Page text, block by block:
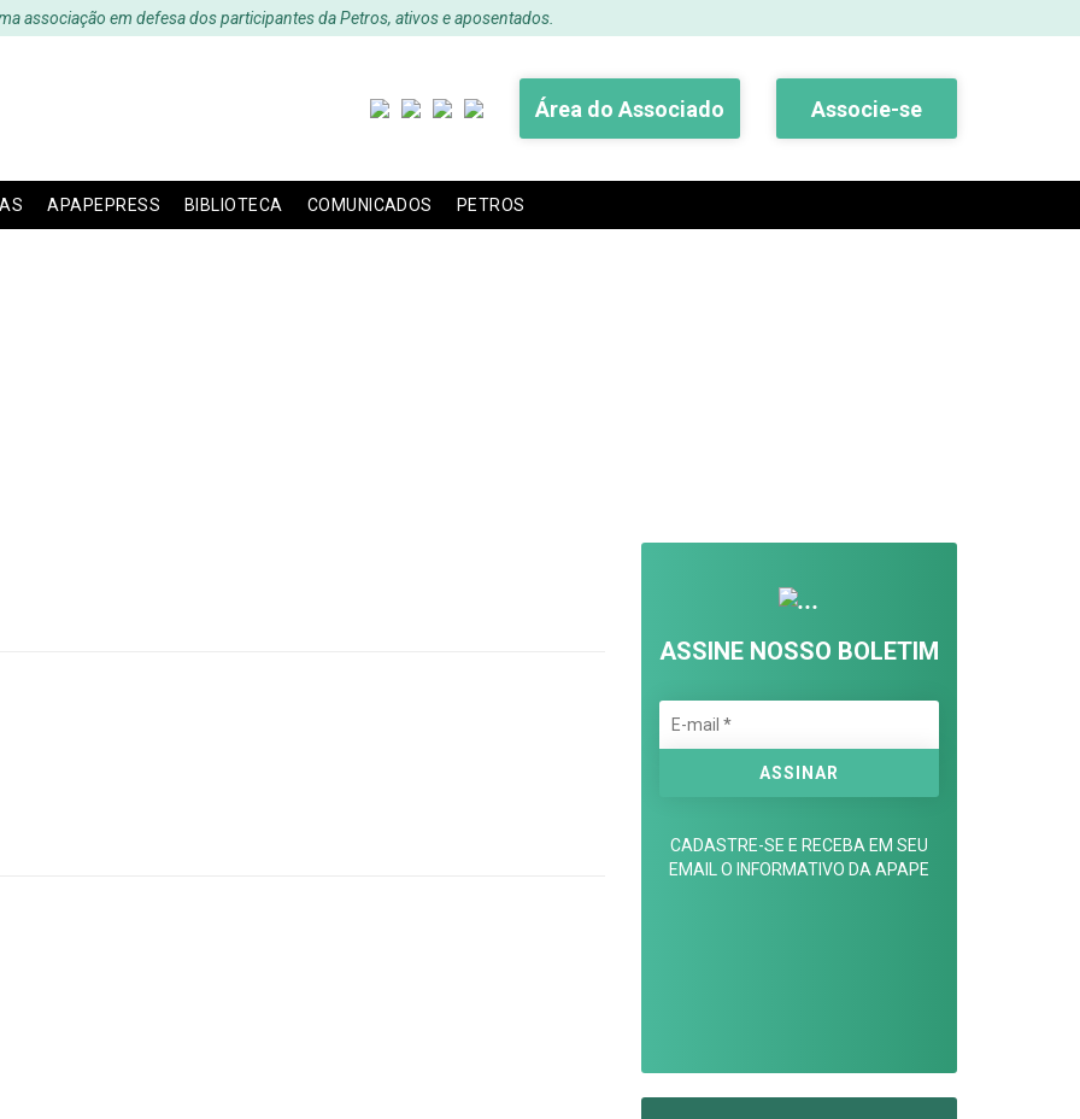
associação em defesa dos participantes da Petros, ativos e aposentados.
Área do Associado Associe-se
APAPEPRESS BIBLIOTECA COMUNICADOS PETROS
ASSINE NOSSO BOLETIM
CADASTRE-SE E RECEBA EM SEU
EMAIL O INFORMATIVO DA APAPE